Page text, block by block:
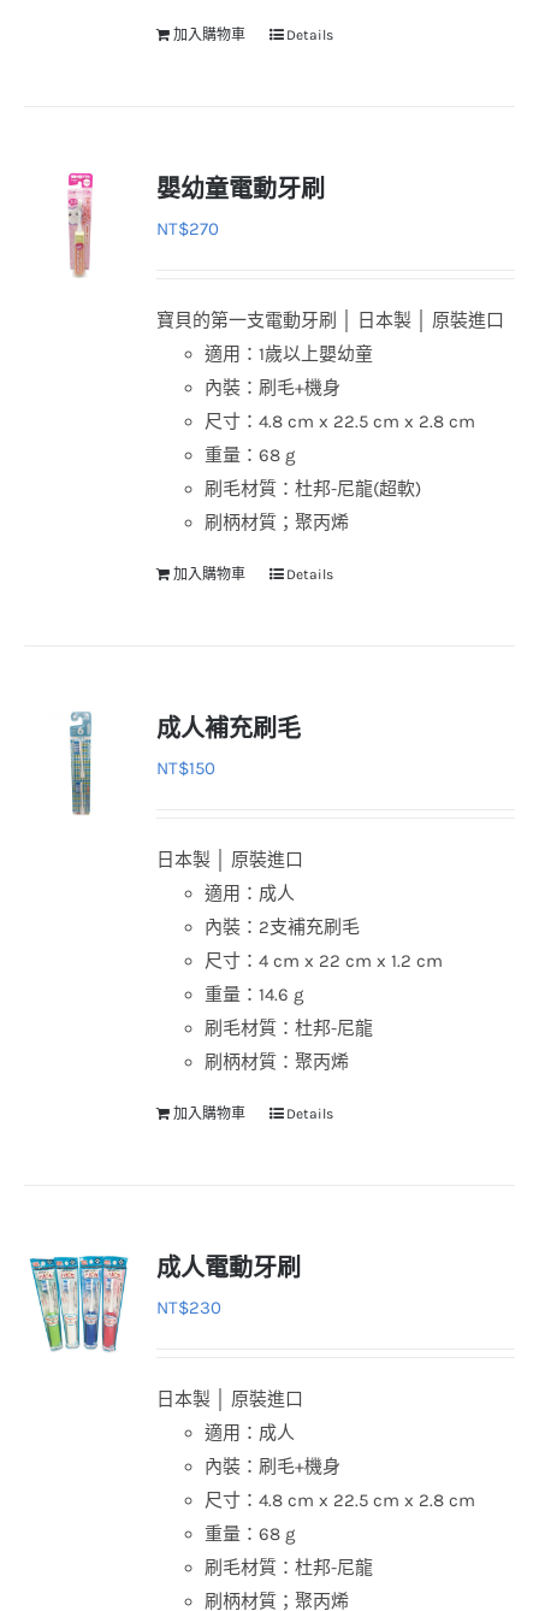
加入購物車 Details
嬰幼童電動牙刷
NT$270
寶貝的第一支電動牙刷 │ 日本製 │ 原裝進口
適用：1歲以上嬰幼童
內裝：刷毛+機身
尺寸：4.8 cm x 22.5 cm x 2.8 cm
重量：68 g
刷毛材質：杜邦-尼龍(超軟)
刷柄材質；聚丙烯
加入購物車 Details
成人補充刷毛
NT$150
日本製 │ 原裝進口
適用：成人
內裝：2支補充刷毛
尺寸：4 cm x 22 cm x 1.2 cm
重量：14.6 g
刷毛材質：杜邦-尼龍
刷柄材質：聚丙烯
加入購物車 Details
成人電動牙刷
NT$230
日本製 │ 原裝進口
適用：成人
內裝：刷毛+機身
尺寸：4.8 cm x 22.5 cm x 2.8 cm
重量：68 g
刷毛材質：杜邦-尼龍
刷柄材質；聚丙烯